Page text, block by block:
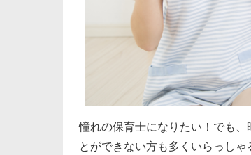
憧れの保育士になりたい！でも
とができない方も多くいらっしゃ